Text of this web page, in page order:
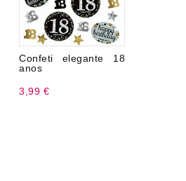
Confeti elegante 18
anos
3,99 €